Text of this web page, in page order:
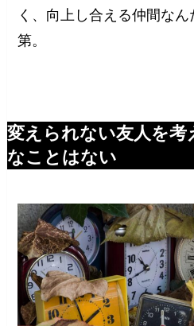
く、向上し合える仲間な
第。
変えられない友人を考
なことはない